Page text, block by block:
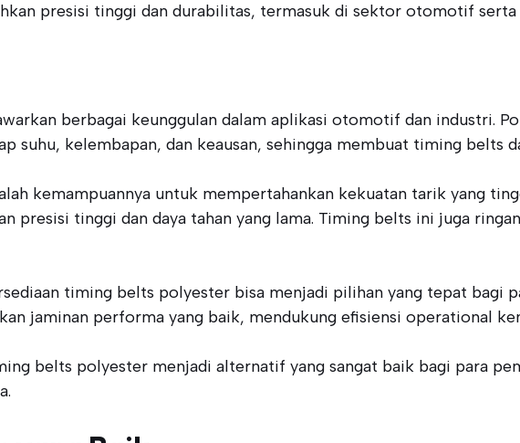
presisi tinggi dan durabilitas, termasuk di sektor otomotif
berbagai keunggulan dalam aplikasi otomotif dan industri.
suhu, kelembapan, dan keausan, sehingga membuat timing belts
kemampuannya untuk mempertahankan kekuatan tarik yang
presisi tinggi dan daya tahan yang lama. Timing belts ini juga
timing belts polyester bisa menjadi pilihan yang tepat bagi
jaminan performa yang baik, mendukung efisiensi operational
belts polyester menjadi alternatif yang sangat baik bagi para